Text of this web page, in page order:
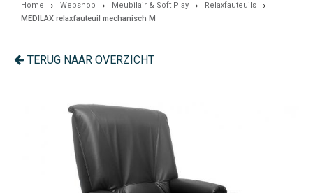
Home Webshop Meubilair & Soft Play
Relaxfauteuils
MEDILAX relaxfauteuil mechanisch M
TERUG NAAR OVERZICHT